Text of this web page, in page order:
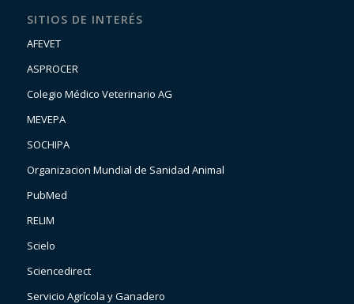
SITIOS DE INTERÉS
AFEVET
ASPROCER
Colegio Médico Veterinario AG
MEVEPA
SOCHIPA
Organizacion Mundial de Sanidad Animal
PubMed
RELIM
Scielo
Sciencedirect
Servicio Agrícola y Ganadero